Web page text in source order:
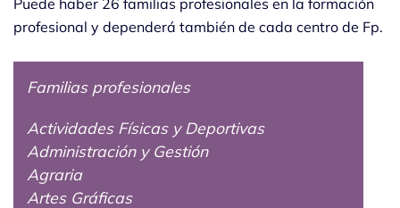
profesional y dependerá también de cada centro de Fp.
Familias profesionales
Actividades Físicas y Deportivas
Administración y Gestión
Agraria
Artes Gráficas